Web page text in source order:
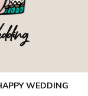
WEDDING